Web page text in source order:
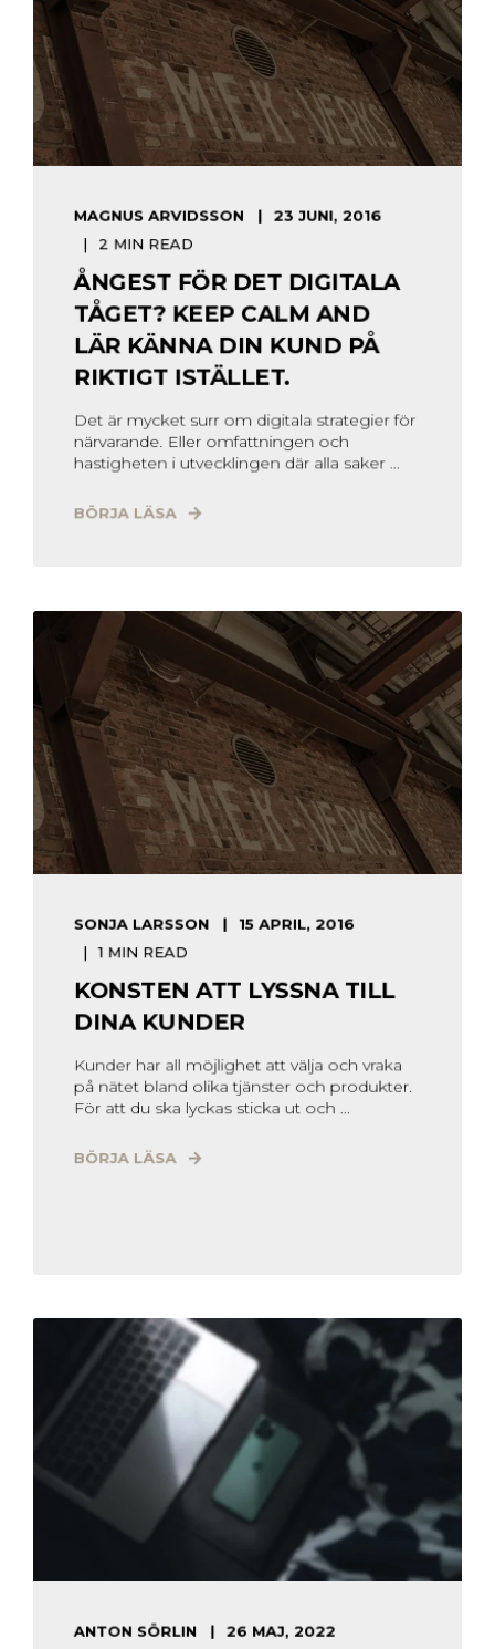
MAGNUS ARVIDSSON 23 JUNI, 2016
2 MIN READ
ÅNGEST FÖR DET DIGITALA
TÅGET? KEEP CALM AND
LÄR KÄNNA DIN KUND PÅ
RIKTIGT ISTÄLLET.
Det är mycket surr om digitala strategier för
närvarande. Eller omfattningen och
hastigheten i utvecklingen där alla saker ...
BÖRJA LÄSA
SONJA LARSSON 15 APRIL, 2016
1 MIN READ
KONSTEN ATT LYSSNA TILL
DINA KUNDER
Kunder har all möjlighet att välja och vraka
på nätet bland olika tjänster och produkter.
För att du ska lyckas sticka ut och ...
BÖRJA LÄSA
ANTON SÖRLIN
26 MAJ, 2022